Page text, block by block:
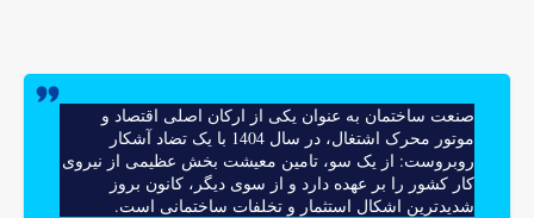
صنعت ساختمان به عنوان یکی از ارکان اصلی اقتصاد و
موتور محرک اشتغال، در سال 1404 با یک تضاد آشکار
روبروست: از یک سو، تامین معیشت بخش عظیمی از نیروی
کار کشور را بر عهده دارد و از سوی دیگر، کانون بروز
شدیدترین اشکال استثمار و تخلفات ساختمانی است.